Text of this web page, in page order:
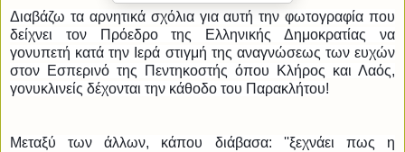
Διαβάζω τα αρνητικά σχόλια για αυτή την φωτογραφία που
δείχνει τον Πρόεδρο της Ελληνικής Δημοκρατίας να
γονυπετή κατά την Ιερά στιγμή της αναγνώσεως των ευχών
στον Εσπερινό της Πεντηκοστής όπου Κλήρος και Λαός,
γονυκλινείς δέχονται την κάθοδο του Παρακλήτου!
Μεταξύ των άλλων, κάπου διάβασα: ''ξεχνάει πως η